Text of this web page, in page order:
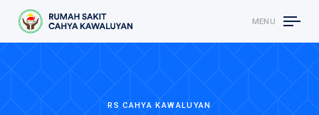
MENU
RS CAHYA KAWALUYAN